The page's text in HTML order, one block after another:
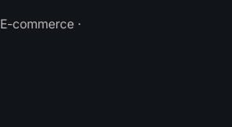
E-commerce ·